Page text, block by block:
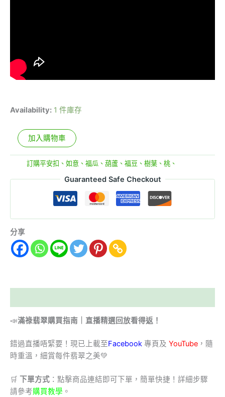
Availability: 1 件庫存
加入購物車
訂購平安扣、如意、福瓜、葫蘆、福豆、樹葉、桃、
Guaranteed Safe Checkout
分享
📣滿祿翡翠購買指南｜直播精選回放看得返！
錯過直播唔緊要！現已上載至Facebook 專頁及 YouTube ，隨
時重溫，細賞每件翡翠之美💚
🛒 下單方式 ：點擊商品連結即可下單，簡單快捷！詳細步驟
請參考購買教學 。